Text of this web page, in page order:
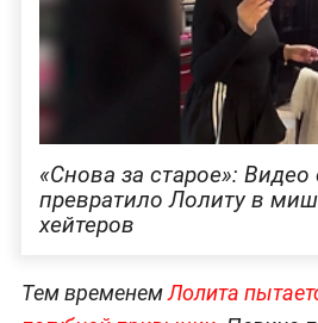
«Снова за старое»: Видео
превратило Лолиту в
хейтеров
Тем временемЛолита